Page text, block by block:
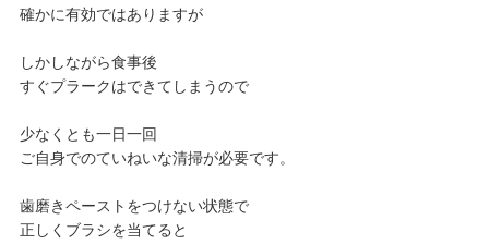
確かに有効ではありますが
しかしながら食事後
すぐプラークはできてしまうので
少なくとも一日一回
ご自身でのていねいな清掃が必要です。
歯磨きペーストをつけない状態で
正しくブラシを当てると